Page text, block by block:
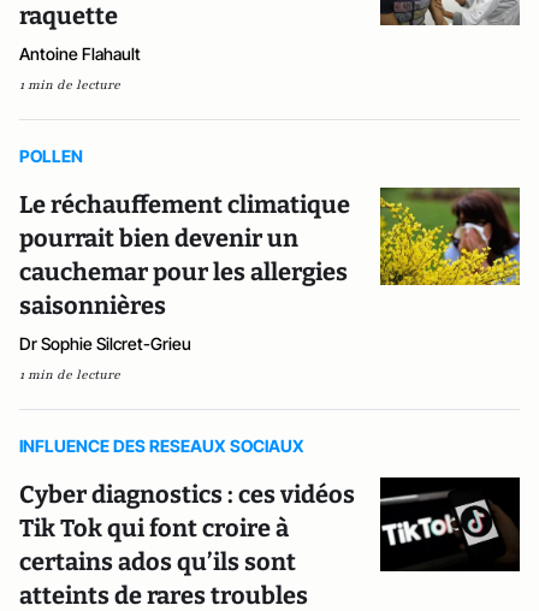
raquette
Antoine Flahault
1 min de lecture
POLLEN
Le réchauffement climatique
pourrait bien devenir un
cauchemar pour les allergies
saisonnières
Dr Sophie Silcret-Grieu
1 min de lecture
INFLUENCE DES RESEAUX SOCIAUX
Cyber diagnostics : ces vidéos
Tik Tok qui font croire à
certains ados qu’ils sont
atteints de rares troubles